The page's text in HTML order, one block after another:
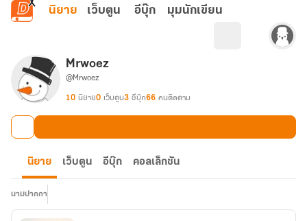
ข้ามไปยังเนื้อหาหลัก
นิยาย เว็บตูน อีบุ๊ก มุมนักเขียน
Mrwoez
@Mrwoez
10 นิยาย0 เว็บตูน3 อีบุ๊ก66 คนติดตาม
นิยาย เว็บตูน อีบุ๊ก คอลเล็กชัน
นามปากกา